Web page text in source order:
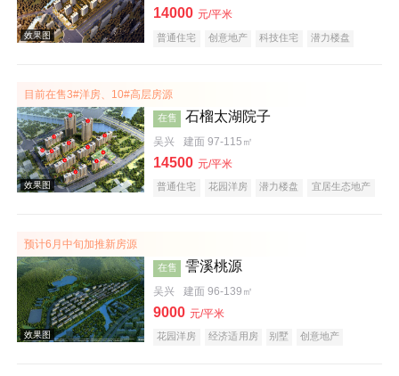
效果图
效果图
14000 元/平米
普通住宅 创意地产 科技住宅
潜力楼盘
目前在售3#洋房、10#高层房源
在售 石榴太湖院子
吴兴 建面 97-115㎡
14500 元/平米
普通住宅 花园洋房 潜力楼盘
宜居生态地产
预计6月中旬加推新房源
在售 霅溪桃源
吴兴 建面 96-139㎡
9000 元/平米
花园洋房 经济适用房 别墅
创意地产